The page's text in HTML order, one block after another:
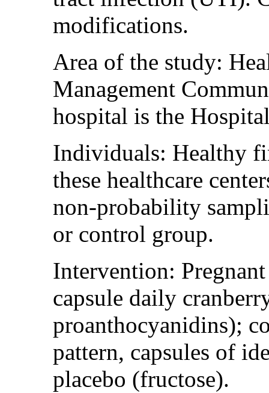
modifications.
Area of the study:
Management
hospital is the
Individuals: Healthy
these healthcare
non-probability
or control group.
Intervention:
capsule daily
proanthocyanidins);
pattern, capsules of
placebo (fructose).